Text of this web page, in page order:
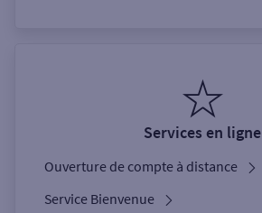
Services en ligne
Ouverture de compte à distance
Service Bienvenue